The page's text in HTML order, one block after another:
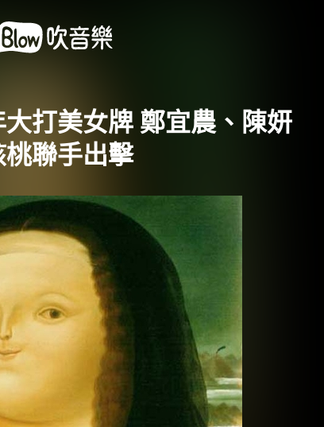
打美女牌 鄭宜農、陳妍
聯手出擊